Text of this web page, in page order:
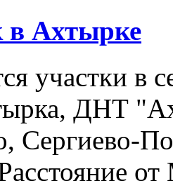
в Ахтырке
участки в
ДНТ
Сергиево-
Расстояние